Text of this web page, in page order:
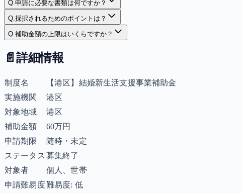
Q.申請に必要な書類は何ですか？
Q.採択されるためのポイントは？
Q.補助金額の上限はいくらですか？
📄 詳細情報
制度名
【港区】結婚新生活支援事業補助金
実施機関
港区
対象地域
港区
補助金額
60万円
申請期限
随時・未定
ステータス 募集終了
対象者
個人、世帯
申請難易度難易度: 低